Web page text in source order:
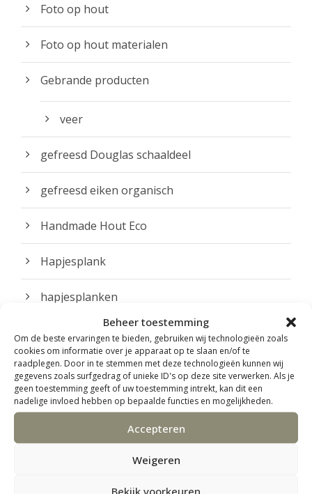
Beheer toestemming
Om de beste ervaringen te bieden, gebruiken wij technologieën zoals
cookies om informatie over je apparaat op te slaan en/of te
raadplegen. Door in te stemmen met deze technologieën kunnen wij
gegevens zoals surfgedrag of unieke ID's op deze site verwerken. Als je
geen toestemming geeft of uw toestemming intrekt, kan dit een
nadelige invloed hebben op bepaalde functies en mogelijkheden.
Accepteren
Weigeren
Bekijk voorkeuren
a
Foto op hout
Foto op hout materialen
Gebrande producten
veer
gefreesd Douglas schaaldeel
gefreesd eiken organisch
Handmade Hout Eco
Hapjesplank
hapjesplanken
herfst home
Herinneringen
HOME